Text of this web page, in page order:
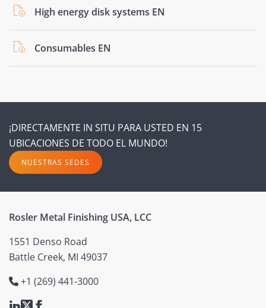
High energy disk systems EN
Consumables EN
¡DIRECTAMENTE IN SITU PARA USTED EN 15
UBICACIONES DE TODO EL MUNDO!
NUESTRAS SEDES
Rosler Metal Finishing USA, LCC
1551 Denso Road
Battle Creek, MI 49037
+1 (269) 441-3000